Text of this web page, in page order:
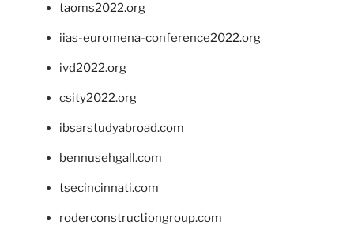
taoms2022.org
iias-euromena-conference2022.org
ivd2022.org
csity2022.org
ibsarstudyabroad.com
bennusehgall.com
tsecincinnati.com
roderconstructiongroup.com